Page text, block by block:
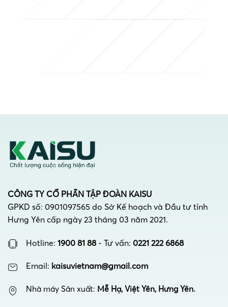
CÔNG TY CỔ PHẦN TẬP ĐOÀN KAISU
GPKD số: 0901097565 do Sở Kế hoạch và Đầu tư tỉnh
Hưng Yên cấp ngày 23 tháng 03 năm 2021.
Hotline: 1900 81 88 - Tư vấn: 0221 222 6868
Email: kaisuvietnam@gmail.com
Nhà máy Sản xuất: Mễ Hạ, Việt Yên, Hưng Yên.